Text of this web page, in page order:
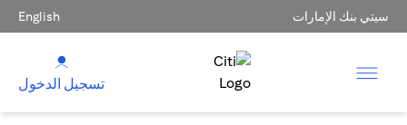
سيتي بنك الإمارات English
تسجيل الدخول